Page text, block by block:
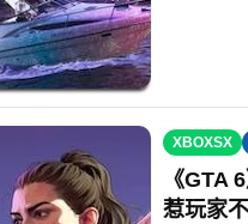
XBOXSX
《GTA
惹玩家